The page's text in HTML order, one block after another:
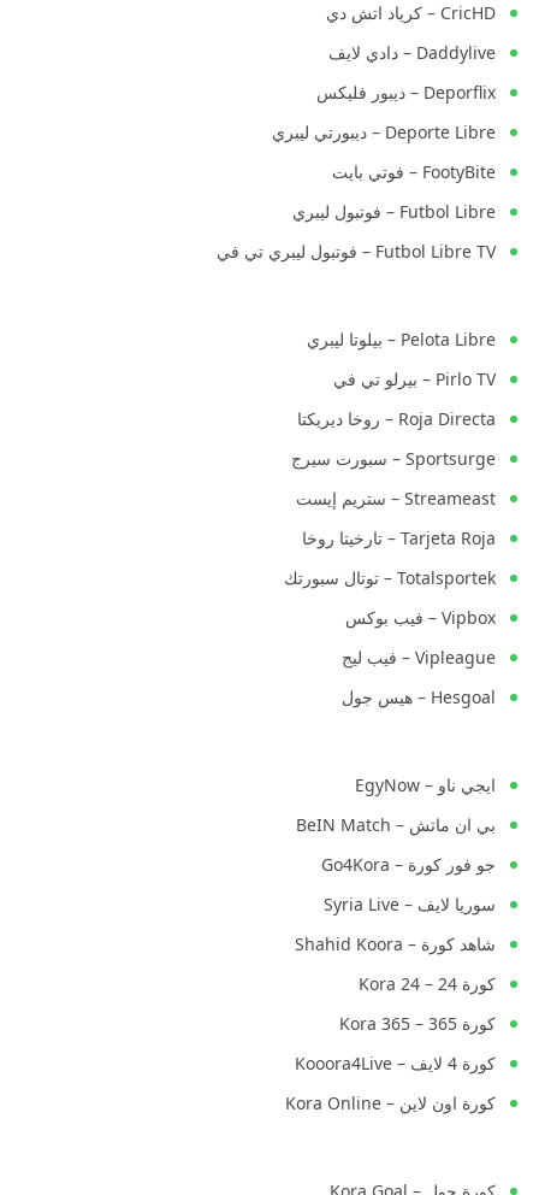
CricHD – كرياد اتش دي
Daddylive – دادي لايف
Deporflix – ديبور فليكس
Deporte Libre – ديبورتي ليبري
FootyBite – فوتي بايت
Futbol Libre – فوتبول ليبري
Futbol Libre TV – فوتبول ليبري تي في
Pelota Libre – بيلوتا ليبري
Pirlo TV – بيرلو تي في
Roja Directa – روخا ديريكتا
Sportsurge – سبورت سيرج
Streameast – ستريم إيست
Tarjeta Roja – تارخيتا روخا
Totalsportek – توتال سبورتك
Vipbox – فيب بوكس
Vipleague – فيب ليج
Hesgoal – هيس جول
ايجي ناو – EgyNow
بي ان ماتش – BeIN Match
جو فور كورة – Go4Kora
سوريا لايف – Syria Live
شاهد كورة – Shahid Koora
كورة 24 – Kora 24
كورة 365 – Kora 365
كورة 4 لايف – Kooora4Live
كورة اون لاين – Kora Online